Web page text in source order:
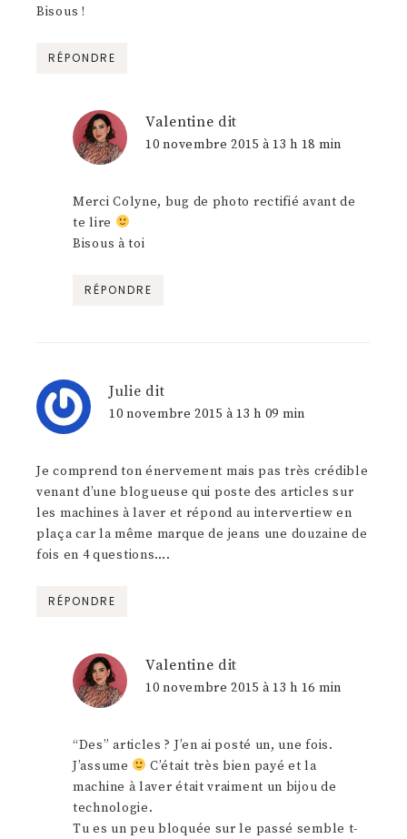
Bisous !
RÉPONDRE
Valentine dit
10 novembre 2015 à 13 h 18 min
Merci Colyne, bug de photo rectifié avant de
te lire
Bisous à toi
RÉPONDRE
Julie dit
10 novembre 2015 à 13 h 09 min
Je comprend ton énervement mais pas très crédible
venant d’une blogueuse qui poste des articles sur
les machines à laver et répond au intervertiew en
plaça car la même marque de jeans une douzaine de
fois en 4 questions….
RÉPONDRE
Valentine dit
10 novembre 2015 à 13 h 16 min
“Des” articles ? J’en ai posté un, une fois.
J’assume
C’était très bien payé et la
machine à laver était vraiment un bijou de
technologie.
Tu es un peu bloquée sur le passé semble t-